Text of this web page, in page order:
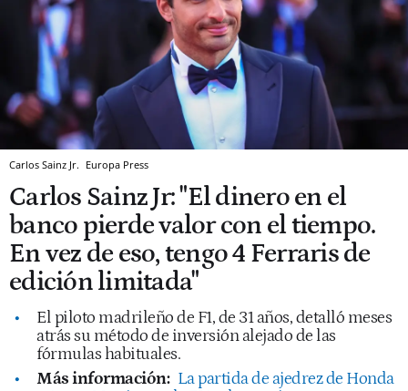
Carlos Sainz Jr. Europa Press
Carlos Sainz Jr: "El dinero en el
banco pierde valor con el tiempo.
En vez de eso, tengo 4 Ferraris de
edición limitada"
El piloto madrileño de F1, de 31 años, detalló meses
atrás su método de inversión alejado de las
fórmulas habituales.
Más información: La partida de ajedrez de Honda